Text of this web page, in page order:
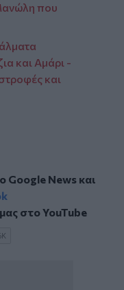
που
και Αμάρι -
και
Google Newsκαι
στοYouTube